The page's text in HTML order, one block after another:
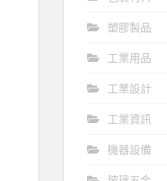
塑膠製品
工業用品
工業設計
工業資訊
機器設備